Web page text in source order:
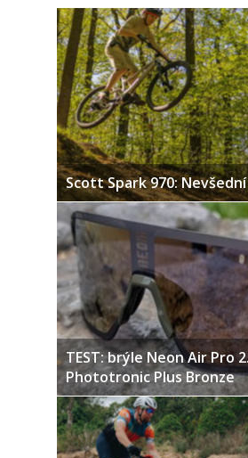
Scott Spark 970:
TEST: brýle Neon Air Pro
Phototronic Plus Bronze